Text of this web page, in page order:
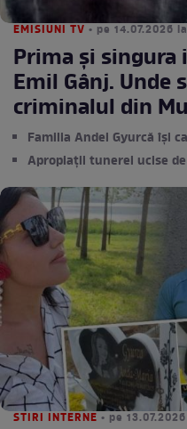
EMISIUNI TV • pe 14.07.2026
Prima și singura
Emil Gânj. Unde
criminalul din
Familia Andei Gyurcă își
Apropiații tunerei ucise
STIRI INTERNE • pe